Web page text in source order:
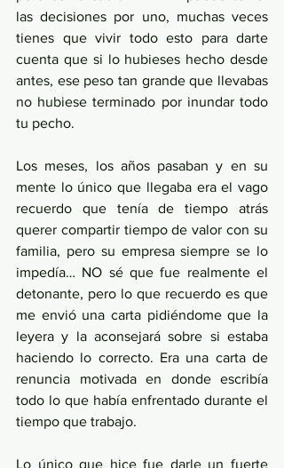
las decisiones por uno, muchas veces
tienes que vivir todo esto para darte
cuenta que si lo hubieses hecho desde
antes, ese peso tan grande que llevabas
no hubiese terminado por inundar todo
tu pecho.
Los meses, los años pasaban y en su
mente lo único que llegaba era el vago
recuerdo que tenía de tiempo atrás
querer compartir tiempo de valor con su
familia, pero su empresa siempre se lo
impedía… NO sé que fue realmente el
detonante, pero lo que recuerdo es que
me envió una carta pidiéndome que la
leyera y la aconsejará sobre si estaba
haciendo lo correcto. Era una carta de
renuncia motivada en donde escribía
todo lo que había enfrentado durante el
tiempo que trabajo.
Lo único que hice fue darle un fuerte